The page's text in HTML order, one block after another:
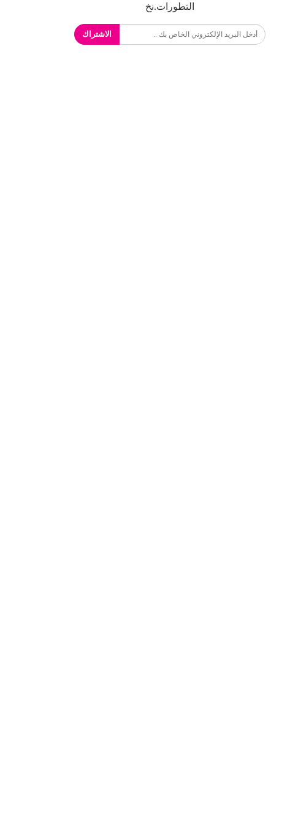
التطورات.نخ
الاشتراك